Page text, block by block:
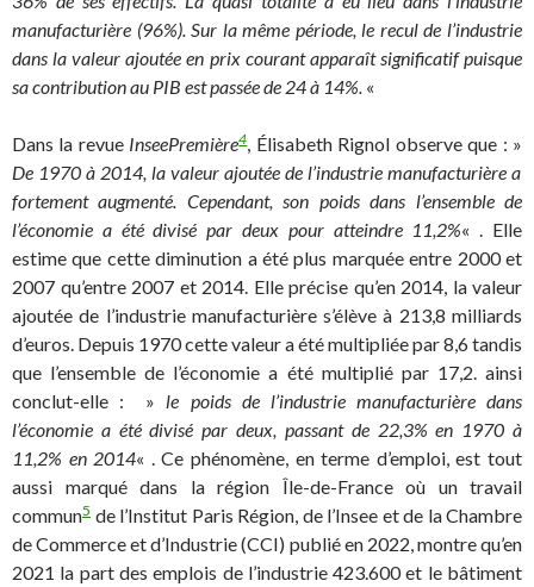
manufacturière (96%). Sur la même période, le recul de l’industrie
dans la valeur ajoutée en prix courant apparaît significatif puisque
sa contribution au PIB est passée de 24 à 14%. «
Dans la revue InseePremière4, Élisabeth Rignol observe que : »
De 1970 à 2014, la valeur ajoutée de l’industrie manufacturière a
fortement augmenté. Cependant, son poids dans l’ensemble de
l’économie a été divisé par deux pour atteindre 11,2%« . Elle
estime que cette diminution a été plus marquée entre 2000 et
2007 qu’entre 2007 et 2014. Elle précise qu’en 2014, la valeur
ajoutée de l’industrie manufacturière s’élève à 213,8 milliards
d’euros. Depuis 1970 cette valeur a été multipliée par 8,6 tandis
que l’ensemble de l’économie a été multiplié par 17,2. ainsi
conclut-elle : » le poids de l’industrie manufacturière dans
l’économie a été divisé par deux, passant de 22,3% en 1970 à
11,2% en 2014« . Ce phénomène, en terme d’emploi, est tout
aussi marqué dans la région Île-de-France où un travail
commun5 de l’Institut Paris Région, de l’Insee et de la Chambre
de Commerce et d’Industrie (CCI) publié en 2022, montre qu’en
2021 la part des emplois de l’industrie 423.600 et le bâtiment